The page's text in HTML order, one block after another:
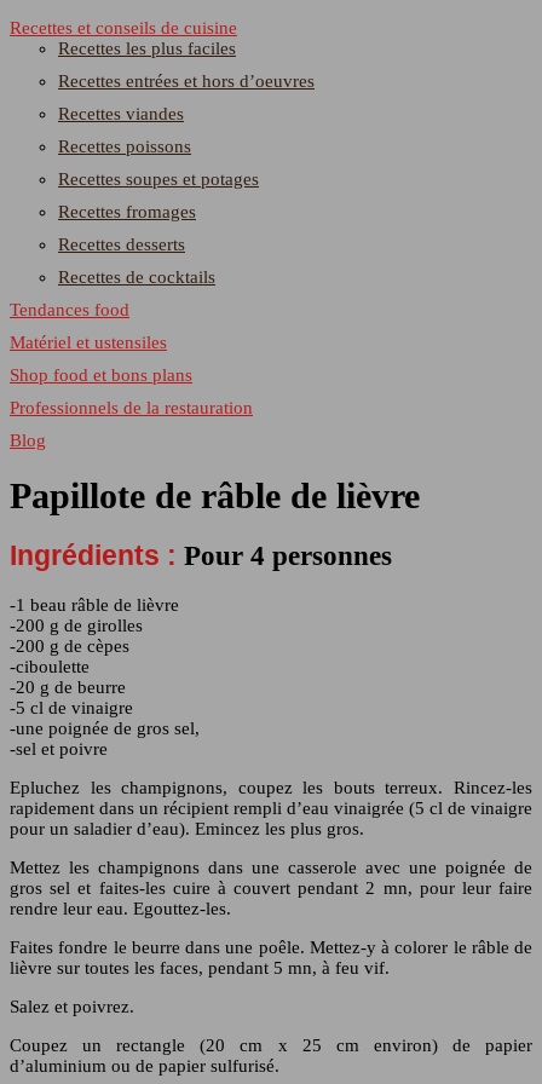
Recettes et conseils de cuisine
Recettes les plus faciles
Recettes entrées et hors d’oeuvres
Recettes viandes
Recettes poissons
Recettes soupes et potages
Recettes fromages
Recettes desserts
Recettes de cocktails
Tendances food
Matériel et ustensiles
Shop food et bons plans
Professionnels de la restauration
Blog
Papillote de râble de lièvre
Ingrédients : Pour 4 personnes
-1 beau râble de lièvre
-200 g de girolles
-200 g de cèpes
-ciboulette
-20 g de beurre
-5 cl de vinaigre
-une poignée de gros sel,
-sel et poivre
Epluchez les champignons, coupez les bouts terreux. Rincez-les
rapidement dans un récipient rempli d’eau vinaigrée (5 cl de vinaigre
pour un saladier d’eau). Emincez les plus gros.
Mettez les champignons dans une casserole avec une poignée de
gros sel et faites-les cuire à couvert pendant 2 mn, pour leur faire
rendre leur eau. Egouttez-les.
Faites fondre le beurre dans une poêle. Mettez-y à colorer le râble de
lièvre sur toutes les faces, pendant 5 mn, à feu vif.
Salez et poivrez.
Coupez un rectangle (20 cm x 25 cm environ) de papier
d’aluminium ou de papier sulfurisé.